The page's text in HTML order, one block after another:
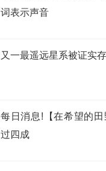
词表示声音
又一最遥远星系被证实
每日消息!【在希望的
过四成